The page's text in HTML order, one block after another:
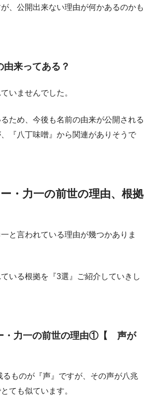
、公開出来ない理由が何かあるのかも
由来ってある？
いませんでした。
ため、今後も名前の由来が公開される
『八丁味噌』から関連がありそうで
・力一の前世の理由、根拠
と言われている理由が幾つかありま
いる根拠を『3選』ご紹介していきし
・力一の前世の理由①【 声が
ものが『声』ですが、その声が八兆
ても似ています。